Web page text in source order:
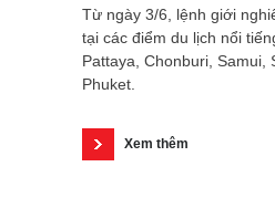
Từ ngày 3/6, lệnh giới
tại các điểm du lịch nổi
Pattaya, Chonburi, Samui,
Phuket.
Xem thêm